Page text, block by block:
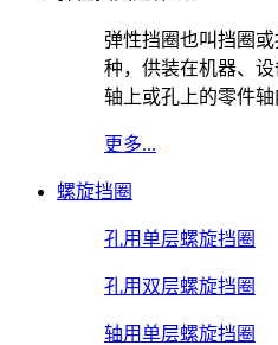
弹性挡圈也叫挡圈
种，供装在机器、
轴上或孔上的零件轴
更多...
螺旋挡圈
孔用单层螺旋挡圈
孔用双层螺旋挡圈
轴用单层螺旋挡圈